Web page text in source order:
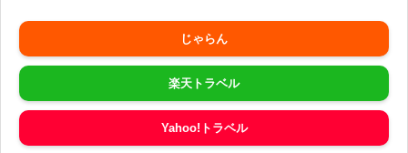
じゃらん
楽天トラベル
Yahoo!トラベル